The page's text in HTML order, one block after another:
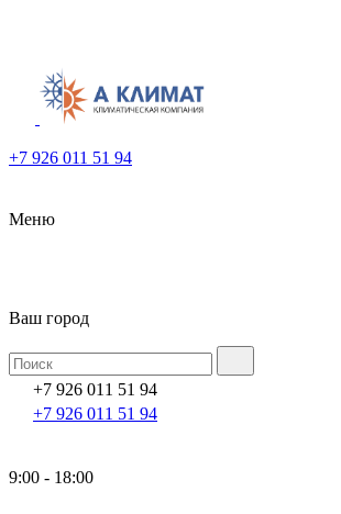
+7 926 011 51 94
Меню
Ваш город
+7 926 011 51 94
+7 926 011 51 94
9:00 - 18:00